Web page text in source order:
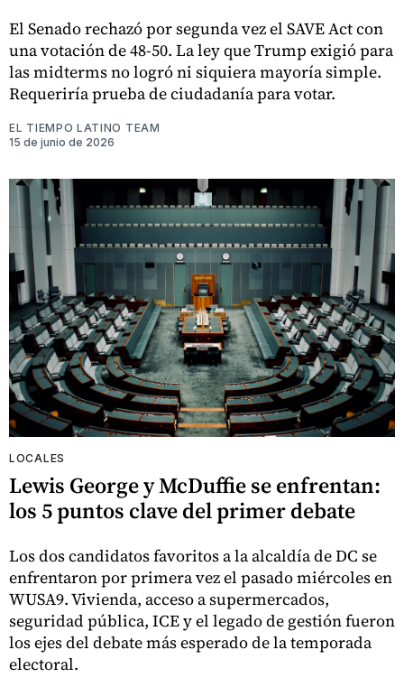
El Senado rechazó por segunda vez el SAVE Act con
una votación de 48-50. La ley que Trump exigió para
las midterms no logró ni siquiera mayoría simple.
Requeriría prueba de ciudadanía para votar.
EL TIEMPO LATINO TEAM
15 de junio de 2026
LOCALES
Lewis George y McDuffie se enfrentan:
los 5 puntos clave del primer debate
Los dos candidatos favoritos a la alcaldía de DC se
enfrentaron por primera vez el pasado miércoles en
WUSA9. Vivienda, acceso a supermercados,
seguridad pública, ICE y el legado de gestión fueron
los ejes del debate más esperado de la temporada
electoral.